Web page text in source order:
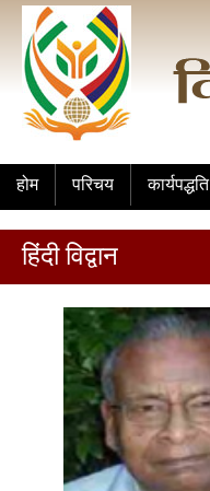
होम परिचय कार्यपद्धति
हिंदी विद्वान